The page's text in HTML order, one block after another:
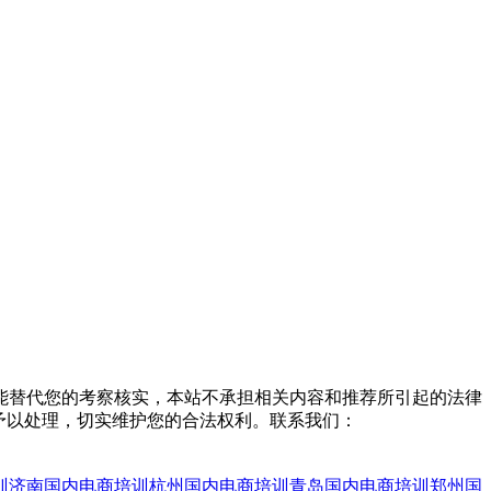
代您的考察核实，本站不承担相关内容和推荐所引起的法律
处理，切实维护您的合法权利。联系我们：
济南国内电商培训 杭州国内电商培训 青岛国内电商培训 郑州国